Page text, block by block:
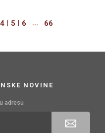
4 | 5 | 6 ...
66
NOVINE
adresu